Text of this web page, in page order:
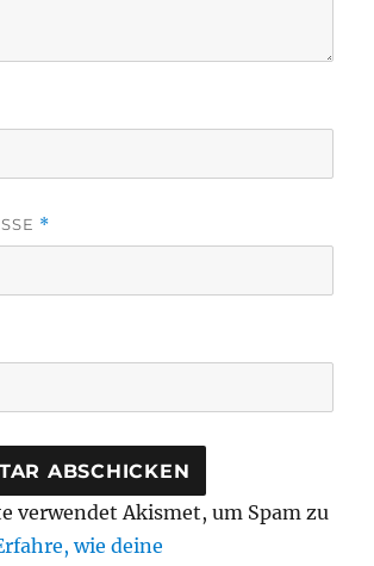
*
verwendet Akismet, um Spam zu
wie deine